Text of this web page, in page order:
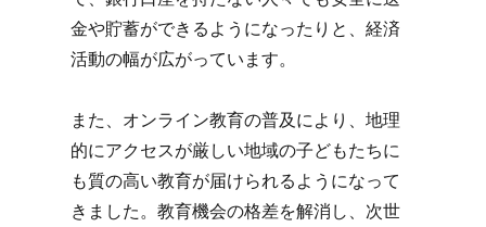
金や貯蓄ができるようになったりと、経済
活動の幅が広がっています。
また、オンライン教育の普及により、地理
的にアクセスが厳しい地域の子どもたちに
も質の高い教育が届けられるようになって
きました。教育機会の格差を解消し、次世